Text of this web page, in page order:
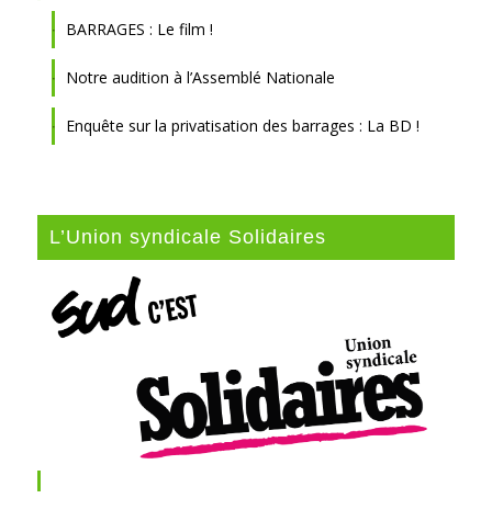
BARRAGES : Le film !
Notre audition à l’Assemblé Nationale
Enquête sur la privatisation des barrages : La BD !
L’Union syndicale Solidaires